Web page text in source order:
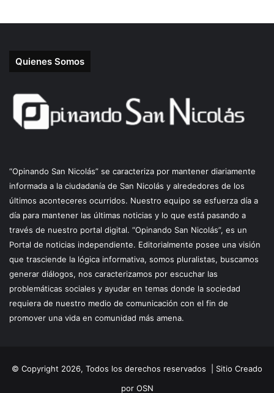
Quienes Somos
“Opinando San Nicolás” se caracteriza por mantener diariamente
informada a la ciudadanía de San Nicolás y alrededores de los
últimos aconteceres ocurridos. Nuestro equipo se esfuerza día a
día para mantener las últimas noticias y lo que está pasando a
través de nuestro portal digital. “Opinando San Nicolás”, es un
Portal de noticias independiente. Editorialmente posee una visión
que trasciende la lógica informativa, somos pluralistas, buscamos
generar diálogos, nos caracterizamos por escuchar las
problemáticas sociales y ayudar en temas donde la sociedad
requiera de nuestro medio de comunicación con el fin de
promover una vida en comunidad más amena.
© Copyright 2026, Todos los derechos reservados | Sitio Creado
por OSN